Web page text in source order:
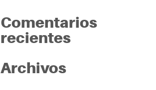
Comentarios
recientes
Archivos